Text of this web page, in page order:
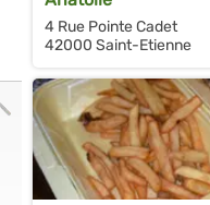
4 Rue Pointe Cadet
42000 Saint-Etienne